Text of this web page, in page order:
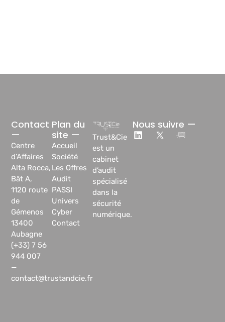
Trust&Cie
est un
cabinet
d’audit
spécialisé
dans la
sécurité
numérique.
Plan du
site —
Accueil
Société
Les Offres
Audit
PASSI
Univers
Cyber
Contact
Contact
—
Centre
d’Affaires
Alta Rocca,
Bât A,
1120 route
de
Gémenos
13400
Aubagne
(+33) 7 56
944 007
—
contact@trustandcie.fr
Nous suivre —